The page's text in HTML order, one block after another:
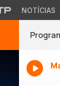
NOTÍCIAS